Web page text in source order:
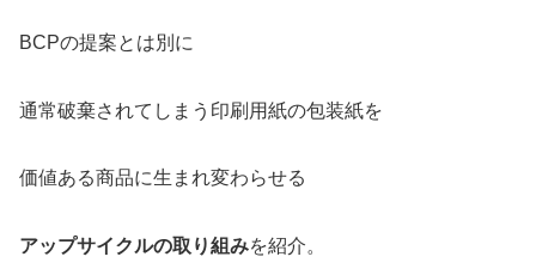
BCPの提案とは別に
通常破棄されてしまう印刷用紙の包装紙を
価値ある商品に生まれ変わらせる
アップサイクルの取り組みを紹介。